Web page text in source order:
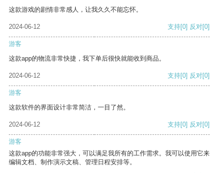
这款游戏的剧情非常感人，让我久久不能忘怀。
2024-06-12 支持[0] 反对[0]
游客
这款app的物流非常快捷，我下单后很快就能收到商品。
2024-06-12 支持[0] 反对[0]
游客
这款软件的界面设计非常简洁，一目了然。
2024-06-12 支持[0] 反对[0]
游客
这款app的功能非常强大，可以满足我所有的工作需求。我可以使用它来
编辑文档、制作演示文稿、管理日程安排等。